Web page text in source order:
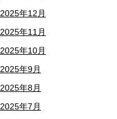
2025年12月
2025年11月
2025年10月
2025年9月
2025年8月
2025年7月